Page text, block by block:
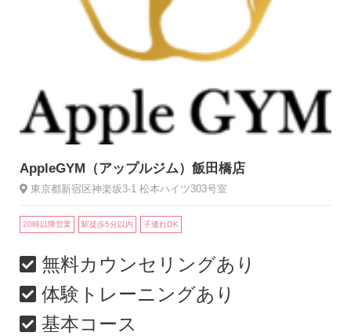
AppleGYM（アップルジム）飯田橋店
東京都新宿区神楽坂3-1 松本ハイツ303号室
20時以降営業 駅徒歩5分以内 子連れOK
無料カウンセリングあり
体験トレーニングあり
基本コース